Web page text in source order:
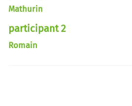
Mathurin
participant 2
Romain